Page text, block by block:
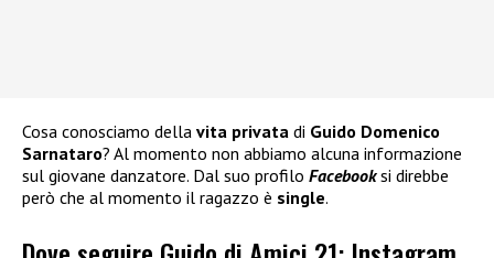
Cosa conosciamo della vita privata di Guido Domenico
Sarnataro? Al momento non abbiamo alcuna informazione
sul giovane danzatore. Dal suo profilo Facebooksi direbbe
però che al momento il ragazzo è single.